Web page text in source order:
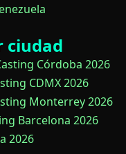
ciudad
Córdoba 2026
CDMX 2026
Monterrey 2026
Barcelona 2026
2026